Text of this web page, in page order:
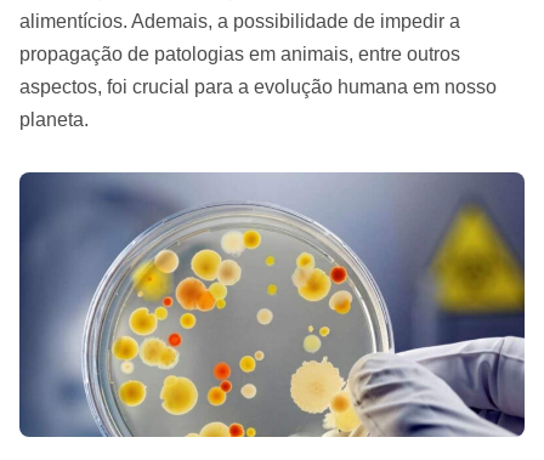
alimentícios. Ademais, a possibilidade de impedir a
propagação de patologias em animais, entre outros
aspectos, foi crucial para a evolução humana em nosso
planeta.